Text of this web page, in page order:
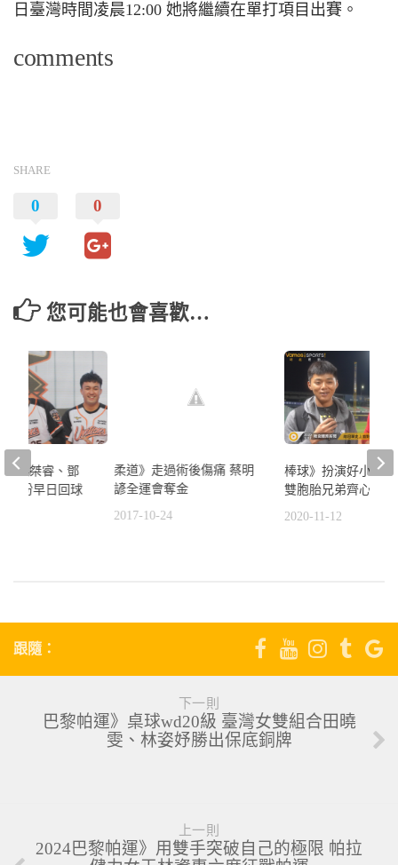
日臺灣時間凌晨12:00 她將繼續在單打項目出賽。
comments
SHARE
0 0
您可能也會喜歡…
柔道》走過術後傷痛 蔡明
諺全運會奪金
2017-10-24
棒球》扮演好小螺
雙胞胎兄弟齊心拚
2020-11-12
獅吳桀睿、鄧
健盼早日回球
跟隨：
下一則
巴黎帕運》桌球wd20級 臺灣女雙組合田曉
雯、林姿妤勝出保底銅牌
上一則
2024巴黎帕運》用雙手突破自己的極限 帕拉